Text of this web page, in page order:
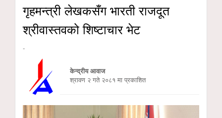
गृहमन्त्री लेखकसँग भारती राजदूत
श्रीवास्तवको शिष्टाचार भेट
-
केन्द्रीय आवाज
श्रावण २ गते २०८१ मा प्रकाशित